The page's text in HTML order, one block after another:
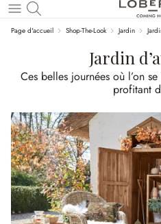
Revenir au contenu principal
Page d'accueil Shop-The-Look Jardin
Jardin
Ces belles journées où l’on
profitant